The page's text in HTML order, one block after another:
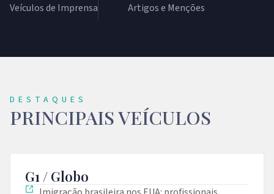
Veículos de Imprensa Artigos e Menções
DESTAQUES
PRINCIPAIS VEÍCULOS
G1 / Globo